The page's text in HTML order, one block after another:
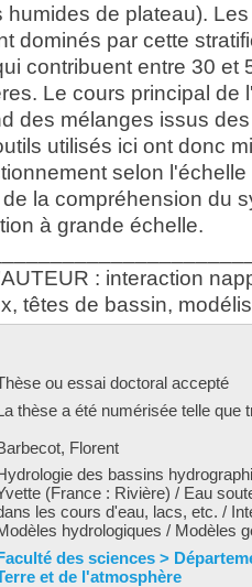
humides de plateau).
dominés par cette
contribuent entre 30 et
Le cours principal de
des mélanges issus
utilisés ici ont donc
selon
la compréhension du
à grande échelle.
: interaction
têtes de bassin,
ou essai doctoral accepté
thèse a été numérisée telle que
Florent
des bassins
(France : Rivière) / Eau
les cours d'eau, lacs, etc. /
hydrologiques / Modèles
des sciences >
et de l'atmosphère